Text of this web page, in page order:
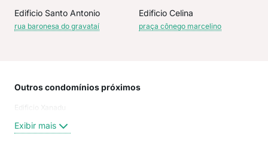
Edificio Santo Antonio
rua baronesa do gravataí
Edificio Celina
praça cônego marcelino
Outros condomínios próximos
Edificio Xanadu
Exibir mais